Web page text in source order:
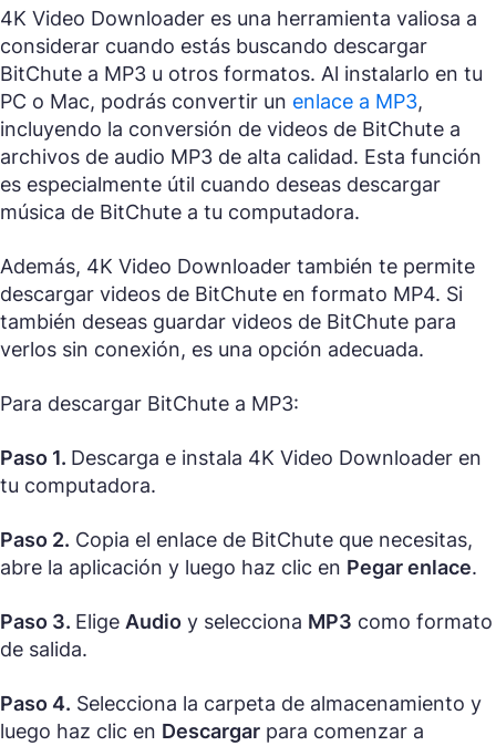
4K Video Downloader es una herramienta valiosa a
considerar cuando estás buscando descargar
BitChute a MP3 u otros formatos. Al instalarlo en tu
PC o Mac, podrás convertir un enlace a MP3,
incluyendo la conversión de videos de BitChute a
archivos de audio MP3 de alta calidad. Esta función
es especialmente útil cuando deseas descargar
música de BitChute a tu computadora.
Además, 4K Video Downloader también te permite
descargar videos de BitChute en formato MP4. Si
también deseas guardar videos de BitChute para
verlos sin conexión, es una opción adecuada.
Para descargar BitChute a MP3:
Paso 1. Descarga e instala 4K Video Downloader en
tu computadora.
Paso 2. Copia el enlace de BitChute que necesitas,
abre la aplicación y luego haz clic en Pegar enlace.
Paso 3. Elige Audio y selecciona MP3 como formato
de salida.
Paso 4. Selecciona la carpeta de almacenamiento y
luego haz clic en Descargar para comenzar a